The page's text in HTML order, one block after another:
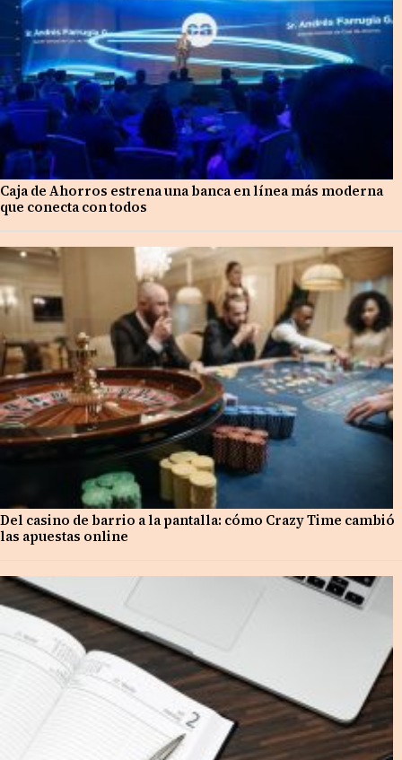
Caja de Ahorros estrena una banca en línea más moderna
que conecta con todos
Del casino de barrio a la pantalla: cómo Crazy Time cambió
las apuestas online